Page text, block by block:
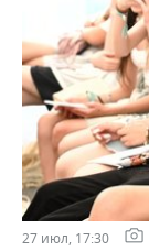
27 июл, 17:30